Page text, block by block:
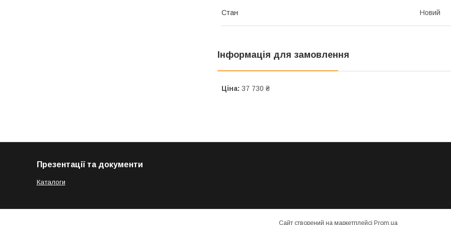
Стан Новий
Інформація для замовлення
Ціна: 37 730 ₴
Презентації та документи
Каталоги
Сайт створений на маркетплейсі Prom.ua